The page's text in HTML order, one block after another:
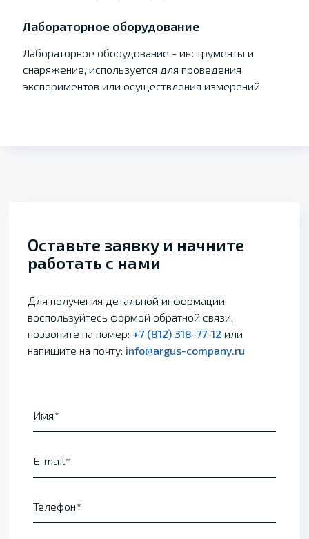
Лабораторное оборудование
Лабораторное оборудование - инструменты и
снаряжение, используется для проведения
экспериментов или осуществления измерений.
Оставьте заявку и начните
работать с нами
Для получения детальной информации
воспользуйтесь формой обратной связи,
позвоните на номер: +7 (812) 318-77-12 или
напишите на почту: info@argus-company.ru
Имя
E-mail
Телефон